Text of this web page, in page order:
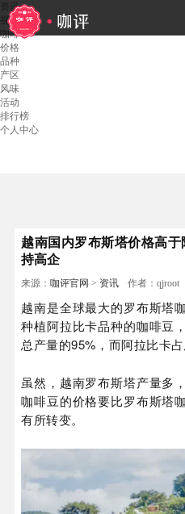
资讯
视频
咖啡
价格
品种
产区
风味
活动
排行榜
个人中心
越南国内罗布斯塔价格高
持高企
来源：咖评官网 > 资讯 作者：qjroot
越南是全球最大的罗布斯塔
种植阿拉比卡品种的咖啡豆
总产量的95%，而阿拉比卡占
虽然，越南罗布斯塔产量多
咖啡豆的价格要比罗布斯塔
有所转变。